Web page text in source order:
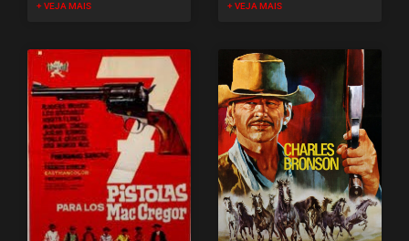
+ VEJA MAIS + VEJA MAIS